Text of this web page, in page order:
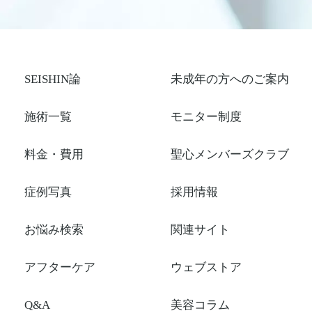
SEISHIN論
施術一覧
料金・費用
症例写真
お悩み検索
アフターケア
Q&A
未成年の方へのご案内
モニター制度
聖心メンバーズクラブ
採用情報
関連サイト
ウェブストア
美容コラム